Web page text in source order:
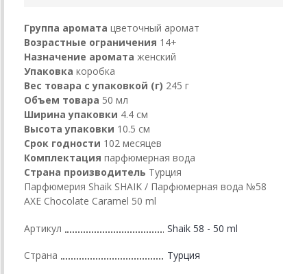
Группа аромата цветочный аромат
Возрастные ограничения 14+
Назначение аромата женский
Упаковка коробка
Вес товара с упаковкой (г) 245 г
Объем товара 50 мл
Ширина упаковки 4.4 см
Высота упаковки 10.5 см
Срок годности 102 месяцев
Комплектация парфюмерная вода
Страна производитель Турция
Парфюмерия Shaik SHAIK / Парфюмерная вода №58
AXE Chocolate Caramel 50 ml
Артикул Shaik 58 - 50 ml
Страна Турция